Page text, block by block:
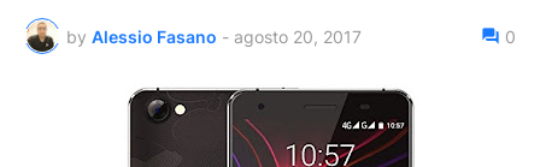
by Alessio Fasano - agosto 20, 2017 0